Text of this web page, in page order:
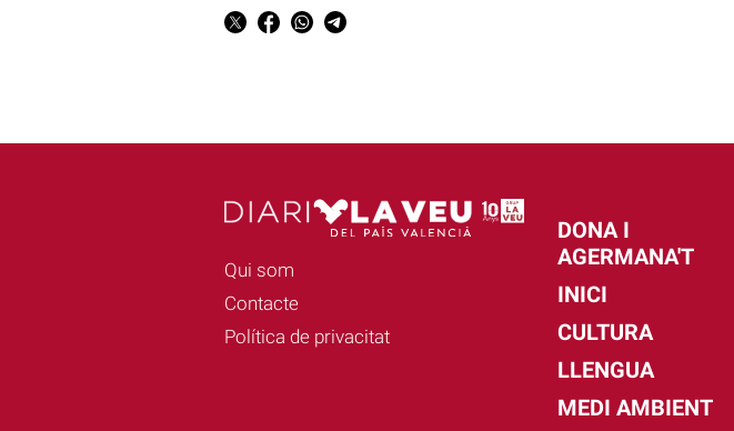
Qui som
Contacte
Política de privacitat
DONA I
AGERMANA'T
INICI
CULTURA
LLENGUA
MEDI AMBIENT